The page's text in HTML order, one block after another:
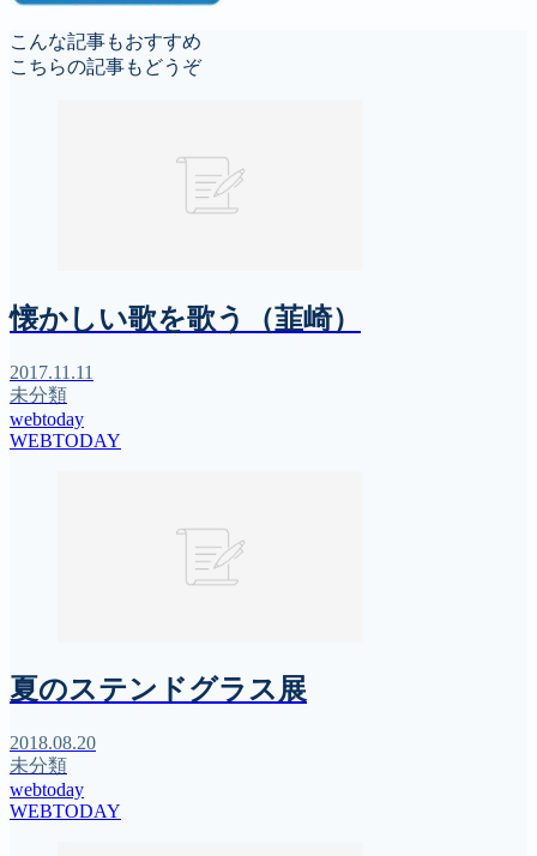
こんな記事もおすすめ
こちらの記事もどうぞ
懐かしい歌を歌う（韮崎）
2017.11.11
未分類
webtoday
WEBTODAY
夏のステンドグラス展
2018.08.20
未分類
webtoday
WEBTODAY